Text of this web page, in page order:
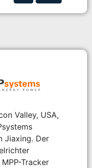
Valley, USA,
Jiaxing. Der
Tracker